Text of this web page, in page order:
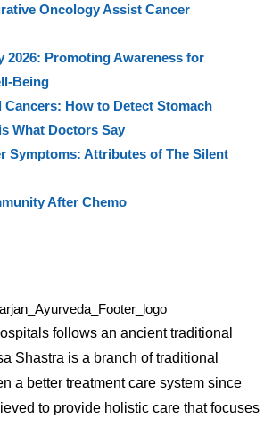
Oncology Assist Cancer
2026: Promoting Awareness for
Being
How to Detect Stomach
What Doctors Say
Symptoms: Attributes of The Silent
After Chemo
follows an ancient traditional
Shastra is a branch of traditional
a better treatment care system since
to provide holistic care that focuses